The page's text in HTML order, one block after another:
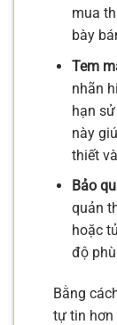
mua
bày
Tem
nhãn
hạn
này
thiết
Bảo
quản
hoặc
độ
Bằng
tự tin hơn